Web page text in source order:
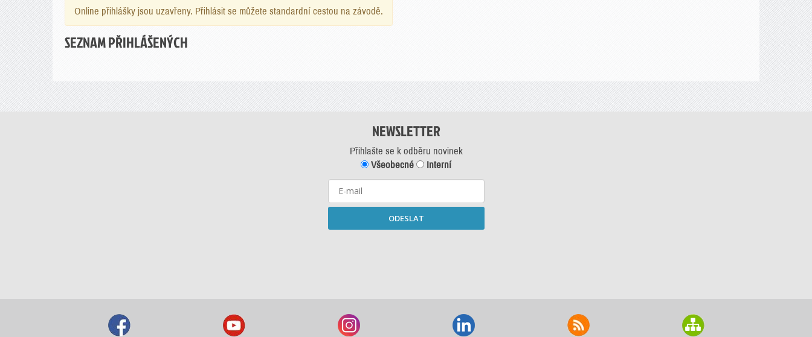
Online přihlášky jsou uzavřeny. Přihlásit se můžete standardní cestou na závodě.
SEZNAM PŘIHLÁŠENÝCH
NEWSLETTER
Přihlašte se k odběru novinek
Všeobecné
Interní
ODESLAT